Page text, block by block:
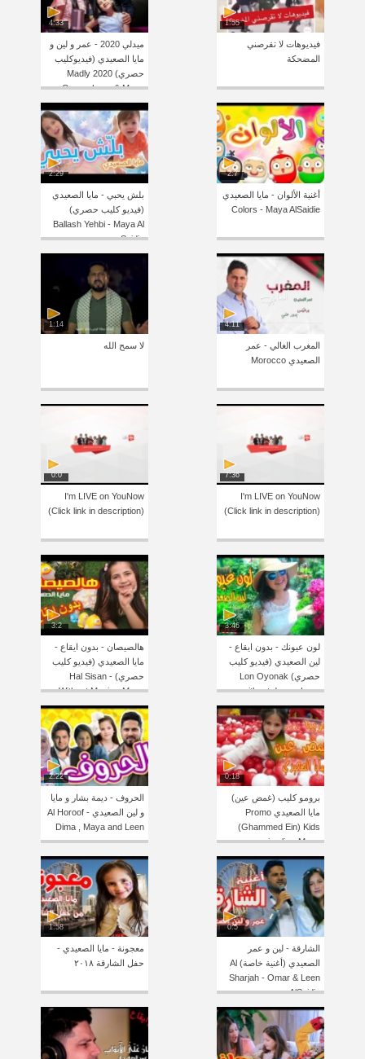
1:55
فيديوهات لا تقرصني
المضحكة
4:33
ميدلي 2020 - عمر و لين و
مايا الصعيدي (فيديوكليب
حصري) Madly 2020
Omar , Leen & Maya
AlSaidie
2:7
أغنية الألوان - مايا الصعيدي
Colors - Maya AlSaidie
2:29
بلش يحبي - مايا الصعيدي
(فيديو كليب حصري)
Ballash Yehbi - Maya Al
Saidie
4:11
المغرب الغالي - عمر
الصعيدي Morocco
1:14
لا سمح الله
7:36
I'm LIVE on YouNow
(Click link in description)
0:0
I'm LIVE on YouNow
(Click link in description)
3:46
لون عيونك - بدون ايقاع -
لين الصعيدي (فيديو كليب
حصري) Lon Oyonak
without drum - Leen
Alsaidie
3:2
هالصيصان - بدون ايقاع -
مايا الصعيدي (فيديو كليب
حصري) Hal Sisan -
Without Music - Maya
Alsaidie
0:18
برومو كليب (غمض عين)
مايا الصعيدي Promo
(Ghammed Ein) Kids
music clip - Maya
Alsaidie
2:22
الحروف - ديمة بشار و مايا
و لين الصعيدي Al Horoof -
Dima , Maya and Leen
0:5
الشارقة - لين و عمر
الصعيدي (أغنية خاصة) Al
Sharjah - Omar & Leen
AlSaidie
1:58
معجونة - مايا الصعيدي -
حفل الشارقة ٢٠١٨